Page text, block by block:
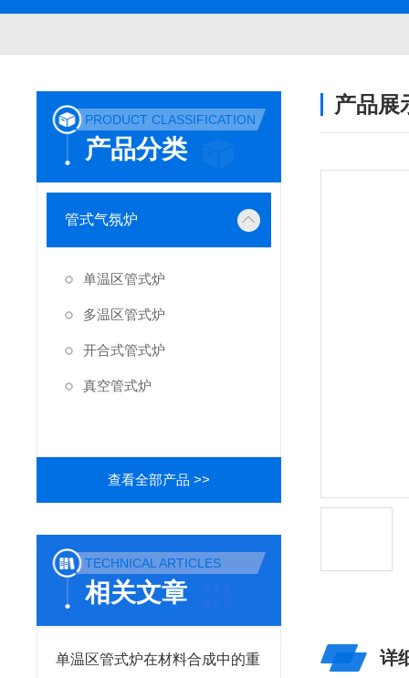
PRODUCT CLASSIFICATION
产品分类
管式气氛炉
单温区管式炉
多温区管式炉
开合式管式炉
真空管式炉
查看全部产品 >>
TECHNICAL ARTICLES
相关文章
单温区管式炉在材料合成中的重
产品展
详